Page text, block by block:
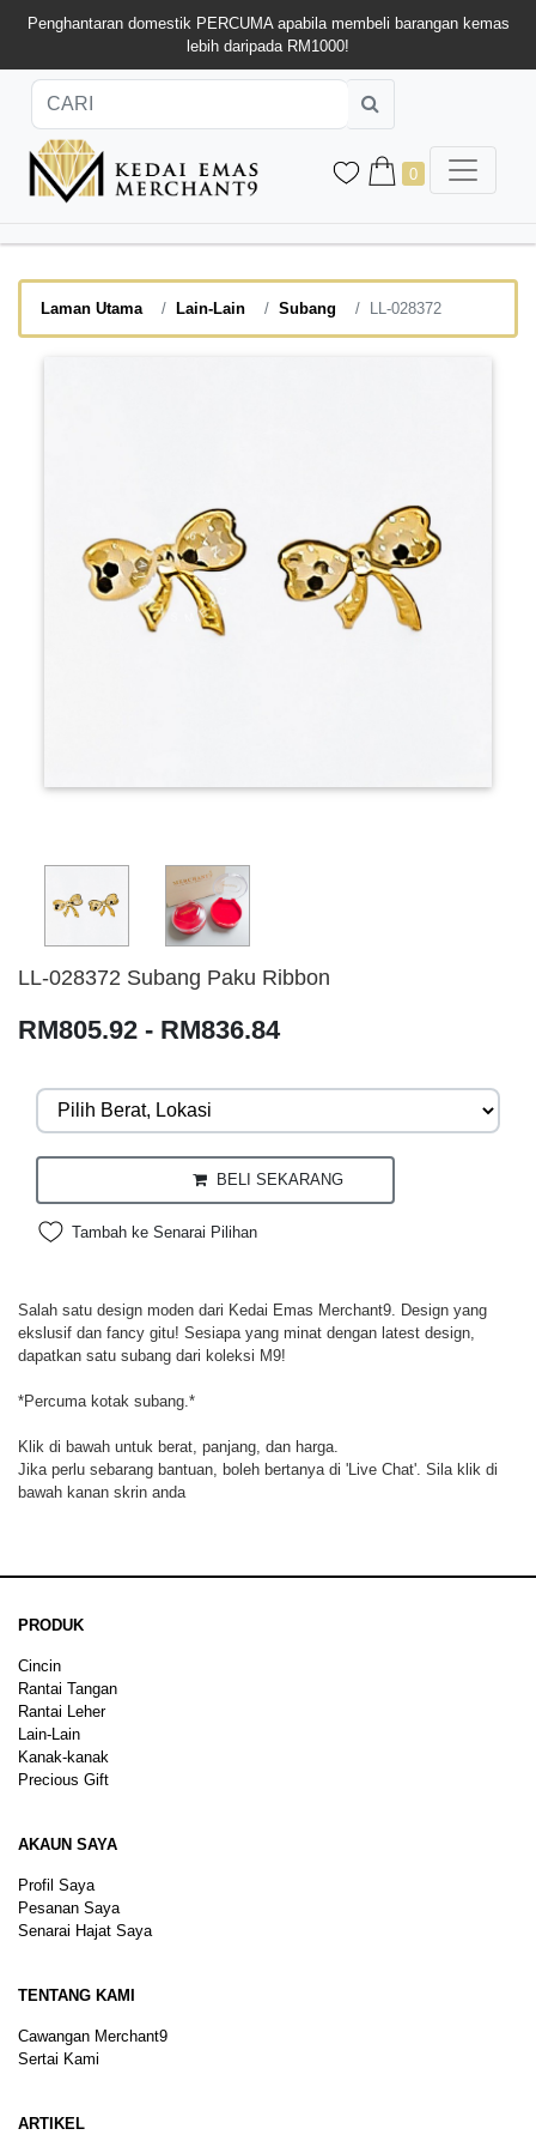
Penghantaran domestik PERCUMA apabila membeli barangan kemas
lebih daripada RM1000!
0
Laman Utama Lain-Lain Subang LL-028372
LL-028372 Subang Paku Ribbon
RM805.92 - RM836.84
BELI SEKARANG
Tambah ke Senarai Pilihan
Salah satu design moden dari Kedai Emas Merchant9. Design yang
ekslusif dan fancy gitu! Sesiapa yang minat dengan latest design,
dapatkan satu subang dari koleksi M9!
*Percuma kotak subang.*
Klik di bawah untuk berat, panjang, dan harga.
Jika perlu sebarang bantuan, boleh bertanya di 'Live Chat'. Sila klik di
bawah kanan skrin anda
PRODUK
Cincin
Rantai Tangan
Rantai Leher
Lain-Lain
Kanak-kanak
Precious Gift
AKAUN SAYA
Profil Saya
Pesanan Saya
Senarai Hajat Saya
TENTANG KAMI
Cawangan Merchant9
Sertai Kami
ARTIKEL